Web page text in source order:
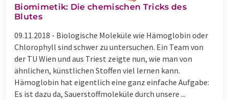
Biomimetik: Die chemischen Tricks des
Blutes
09.11.2018 - Biologische Moleküle wie Hämoglobin oder
Chlorophyll sind schwer zu untersuchen. Ein Team von
der TU Wien und aus Triest zeigte nun, wie man von
ähnlichen, künstlichen Stoffen viel lernen kann.
Hämoglobin hat eigentlich eine ganz einfache Aufgabe:
Es ist dazu da, Sauerstoffmoleküle durch unsere ...